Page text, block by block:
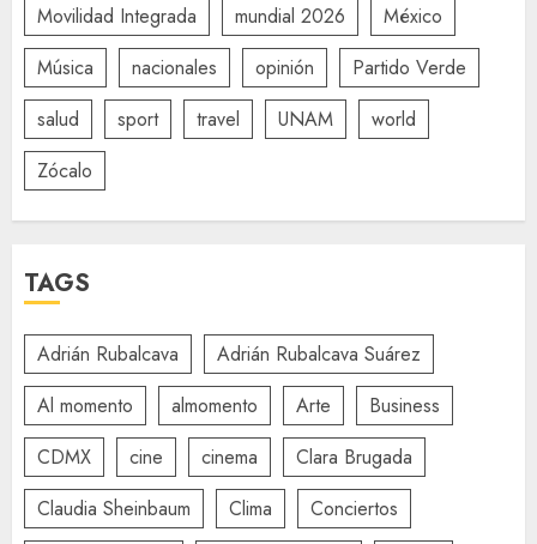
Movilidad Integrada
mundial 2026
México
Música
nacionales opinión
Partido Verde
salud
sport travel UNAM
world
Zócalo
TAGS
Adrián Rubalcava
Adrián Rubalcava Suárez
Al momento
almomento Arte
Business
CDMX
cine cinema
Clara Brugada
Claudia Sheinbaum
Clima
Conciertos